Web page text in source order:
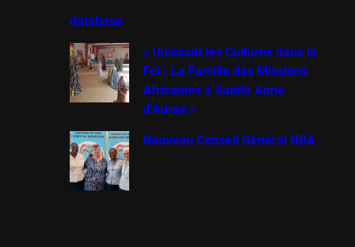
database
« Unissant les Cultures dans la
Foi : La Famille des Missions
Africaines à Sainte Anne
d’Auray »
Nouveau Conseil Général NDA